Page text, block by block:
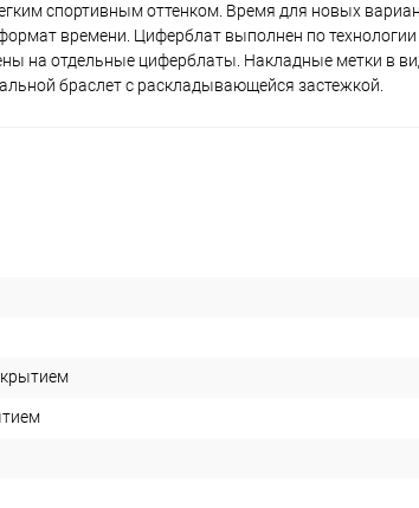
спортивным оттенком. Время для новых
времени. Циферблат выполнен по
на отдельные циферблаты. Накладные метки в
браслет с раскладывающейся застежкой.